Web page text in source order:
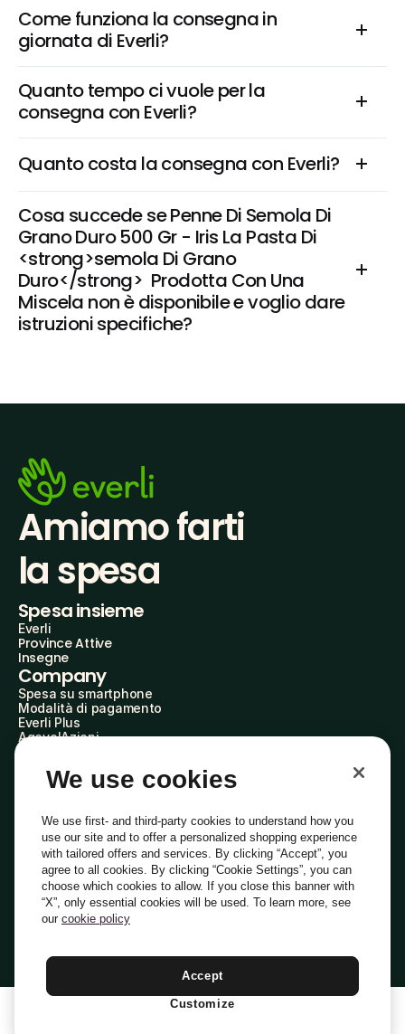
Come funziona la consegna in
giornata di Everli?
Quanto tempo ci vuole per la
consegna con Everli?
Quanto costa la consegna con Everli?
Cosa succede se Penne Di Semola Di
Grano Duro 500 Gr - Iris La Pasta Di
<strong>semola Di Grano
Duro</strong>  Prodotta Con Una
Miscela non è disponibile e voglio dare
istruzioni specifiche?
Amiamo farti
la spesa
Spesa insieme
Everli
Province Attive
Insegne
Company
Spesa su smartphone
Modalità di pagamento
Everli Plus
AgevolAzioni
Everli Shoppers
Scopri chi siamo
Domande frequenti
Lavora con noi
Diventa Shopper
Investitori
PrivacyCookiePreferenze Cookie
Termini e Condizioni
Italiano
We use cookies
We use first- and third-party cookies to understand how you
use our site and to offer a personalized shopping experience
with tailored offers and services. By clicking “Accept”, you
agree to all cookies. By clicking “Cookie Settings”, you can
choose which cookies to allow. If you close this banner with
“X”, only essential cookies will be used. To learn more, see
our cookie policy
Accept
Customize